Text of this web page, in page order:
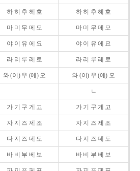
하 히 후 헤 호 하 히 후 헤 호
마 미 무 메 모 마 미 무 메 모
야 이 유 에 요 야 이 유 에 요
라 리 루 레 로 라 리 루 레 로
와 (이) 우 (에) 오 와 (이) 우 (에) 오
ㄴ
가 기 구 게 고 가 기 구 게 고
자 지 즈 제 조 자 지 즈 제 조
다 지 즈 데 도 다 지 즈 데 도
바 비 부 베 보 바 비 부 베 보